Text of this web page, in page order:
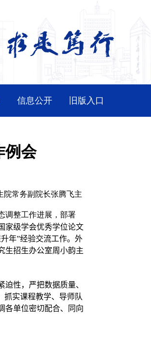
信息公开 旧版入口
例会
院常务副院长张腾飞主
调整工作进展，部署
家级学会优秀学位论文
年”经验交流工作。外
生招生办公室周小韵主
性，严把数据质量、
抓实课程教学、导师队
各单位密切配合、同向